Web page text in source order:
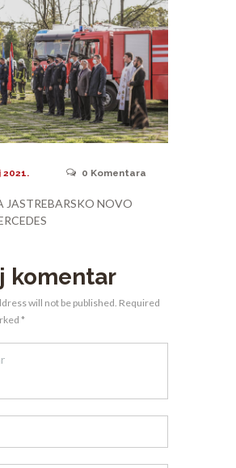
2021. 0 Komentara
JASTREBARSKO NOVO
komentar
will not be published. Required
*